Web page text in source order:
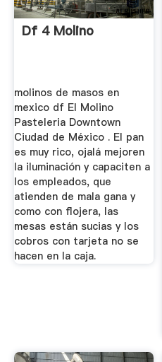
Df 4 Molino
molinos de masos en
mexico df El Molino
Pasteleria Downtown
Ciudad de México . El pan
es muy rico, ojalá mejoren
la iluminación y capaciten a
los empleados, que
atienden de mala gana y
como con flojera, las
mesas están sucias y los
cobros con tarjeta no se
hacen en la caja.